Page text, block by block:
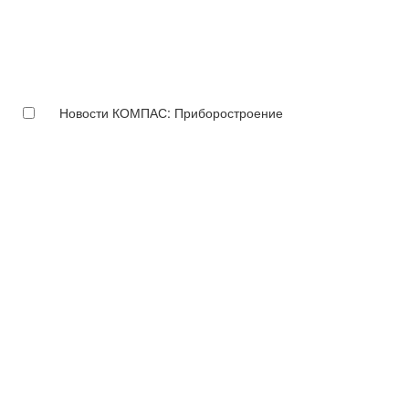
Новости КОМПАС: Приборостроение